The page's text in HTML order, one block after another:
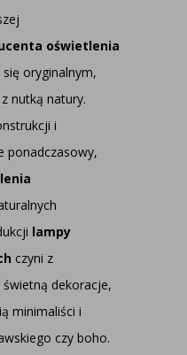
oświetlenia
oryginalnym,
nutką natury.
i
ponadczasowy,
lampy
czyni z
dekoracje,
minimaliści i
czy boho.